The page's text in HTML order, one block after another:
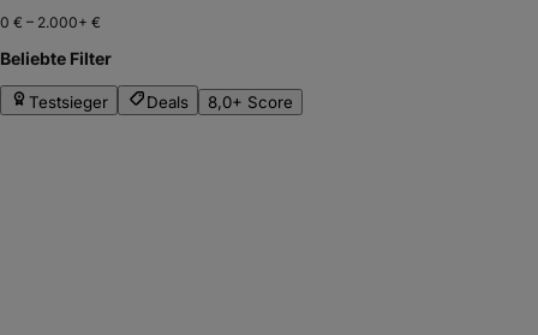
0 € – 2.000+ €
Beliebte Filter
Testsieger Deals 8,0+ Score